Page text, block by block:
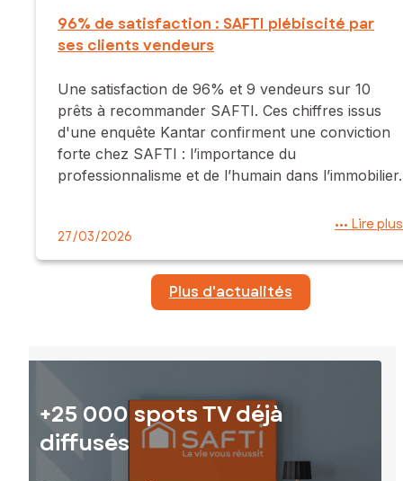
96% de satisfaction : SAFTI plébiscité par
ses clients vendeurs
Une satisfaction de 96% et 9 vendeurs sur 10
prêts à recommander SAFTI. Ces chiffres issus
d'une enquête Kantar confirment une conviction
forte chez SAFTI : l’importance du
professionnalisme et de l’humain dans l’immobilier.
27/03/2026
••• Lire plus
Plus d'actualités
+25 000 spots TV déjà
diffusés